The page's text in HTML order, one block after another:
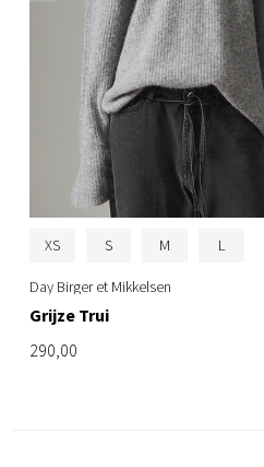
XS S M L
Day Birger et Mikkelsen
Grijze Trui
290,00